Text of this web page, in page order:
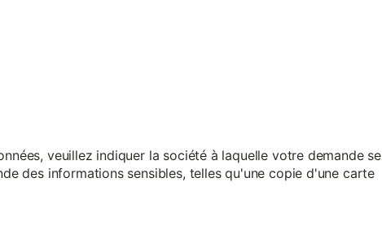
veuillez indiquer la société à laquelle votre demande se
des informations sensibles, telles qu'une copie d'une carte